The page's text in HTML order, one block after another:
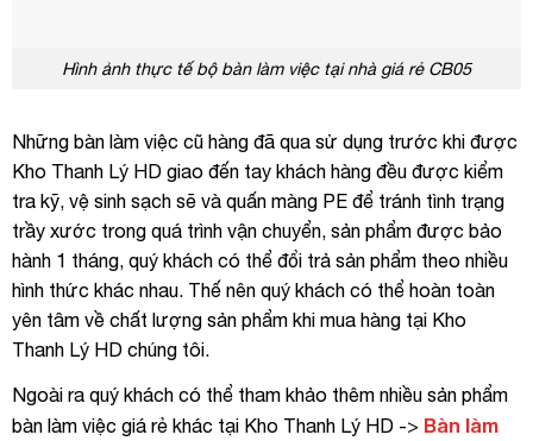
Hình ảnh thực tế bộ bàn làm việc tại nhà giá rẻ CB05
Những bàn làm việc cũ hàng đã qua sử dụng trước khi được
Kho Thanh Lý HD giao đến tay khách hàng đều được kiểm
tra kỹ, vệ sinh sạch sẽ và quấn màng PE để tránh tình trạng
trầy xước trong quá trình vận chuyển, sản phẩm được bảo
hành 1 tháng, quý khách có thể đổi trả sản phẩm theo nhiều
hình thức khác nhau. Thế nên quý khách có thể hoàn toàn
yên tâm về chất lượng sản phẩm khi mua hàng tại Kho
Thanh Lý HD chúng tôi.
Ngoài ra quý khách có thể tham khảo thêm nhiều sản phẩm
bàn làm việc giá rẻ khác tại Kho Thanh Lý HD -> Bàn làm